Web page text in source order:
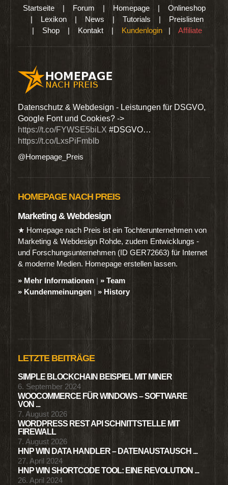
Startseite| Forum | Homepage| Onlineshop
| Lexikon | News | Tutorials | Preislisten
| Shop | Kontakt | Kundenlogin | Affiliate
Datenschutz & Webdesign - Leistungen für DSGVO,
Google Font und Cookies? ->
https://t.co/FYWSE5biLX #DSGVO…
https://t.co/LxsPiFmbIb
@Homepage_Preis
HOMEPAGE NACH PREIS
Marketing & Webdesign
★ Homepage nach Preis ist ein Tochterunternehmen von
Marketing & Webdesign Rohde, zudem Entwicklungs -
und Forschungsunternehmen (ID GER72663) für Internet
& moderne Medien. Homepage erstellen lassen.
» Mehr Informationen | » Team
» Kundenmeinungen | » History
LETZTE BEITRÄGE
SIMPLE BLOCKCHAIN BEISPIEL MIT MINER
6. September 2024
WOOCOMMERCE FÜR WINDOWS – SOFTWARE
VON ...
7. August 2026
WORDPRESS REST API SCHNITTSTELLE MIT
FIREWALL
7. August 2026
HNP WIN DATA HANDLER – DATENAUSTAUSCH ...
27. April 2024
HNP WIN SHORTCODE TOOL: EINE REVOLUTION ...
26. April 2024